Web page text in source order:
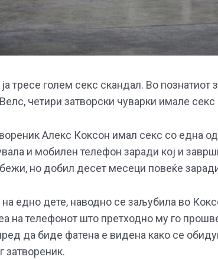
тресе голем секс скандал. Во
четири затворски чуварки имале
Алекс Коксон имал секс со една
и мобилен телефон заради кој и
но добил десет месеци повеќе
на едно дете, наводно се заљубила во
на телефонот што претходно му го
да биде фатена е видена како се
затвореник.